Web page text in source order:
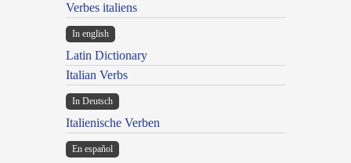
Verbes italiens
In english
Latin Dictionary
Italian Verbs
In Deutsch
Italienische Verben
En español